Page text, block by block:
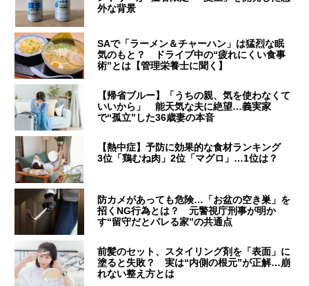
外な背景
SAで「ラーメン＆チャーハン」は猛烈な眠
気のもと？ ドライブ中の“疲れにくい食事
術”とは【管理栄養士に聞く】
【帰省ブルー】「うちの親、気を使わなくて
いいから」 能天気な夫に絶望…義実家
で“孤立”した36歳妻の本音
【熱中症】予防に効果的な食材ランキング
3位「鶏むね肉」2位「マグロ」…1位は？
防カメがあっても危険…「お盆の空き巣」を
招くNG行為とは？ 元警視庁刑事が明か
す“留守だとバレる家”の共通点
前髪のセット、スタイリング剤を「表面」に
塗ると失敗？ 実は“内側の根元”が正解…崩
れない整え方とは